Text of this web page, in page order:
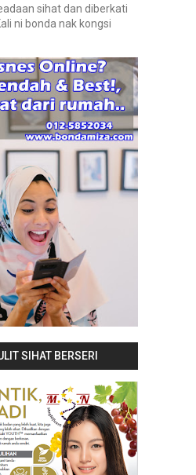
sihat dan diberkati
ni bonda nak kongsi
SIHAT BERSERI